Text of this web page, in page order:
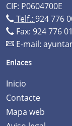
CIF: P0604700E
Telf.: 924 776
Fax: 924 776
E-mail:
Enlaces
Inicio
Contacte
Mapa web